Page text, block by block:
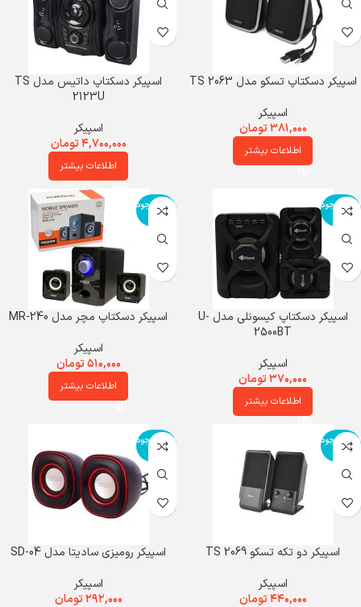
اسپیکر دسکتاپ تسکو مدل TS 2063
اسپیکر
۳۸۱,۰۰۰تومان
اطلاعات بیشتر
اسپیکر دسکتاپ داتیس مدل TS
2123U
اسپیکر
۴,۷۰۰,۰۰۰تومان
اطلاعات بیشتر
اتمام موجود
ی
اسپیکر دسکتاپ کیسونلی مدل U-
2500BT
اسپیکر
۳۷۰,۰۰۰تومان
اطلاعات بیشتر
اتمام موجود
ی
اسپیکر دسکتاپ مچر مدل MR-240
اسپیکر
۵۱۰,۰۰۰تومان
اطلاعات بیشتر
اتمام موجود
ی
اسپیکر دو تکه تسکو TS 2069
اسپیکر
۴۴۰,۰۰۰تومان
اتمام موجود
ی
اسپیکر رومیزی سادیتا مدل SD-04
اسپیکر
۲۹۲,۰۰۰تومان